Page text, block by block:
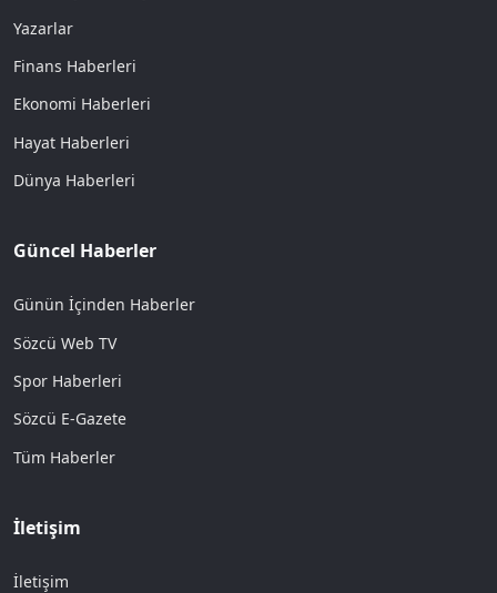
Yazarlar
Finans Haberleri
Ekonomi Haberleri
Hayat Haberleri
Dünya Haberleri
Güncel Haberler
Günün İçinden Haberler
Sözcü Web TV
Spor Haberleri
Sözcü E-Gazete
Tüm Haberler
İletişim
İletişim